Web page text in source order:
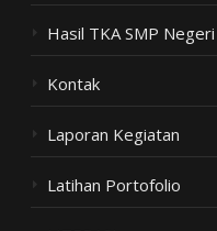
Hasil TKA SMP
Kontak
Laporan Kegiatan
Latihan Portofolio